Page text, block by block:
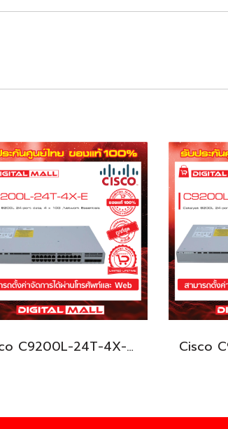
Cisco C9200L-24T-4X-E อุปกรณ์ขยายสัญญาณ (Gigabit Switch Hub)